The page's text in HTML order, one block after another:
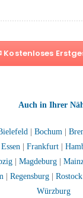
Kostenloses
Auch in Ihrer
| Bochum|
Essen Frankfurt
Magdeburg
Regensburg Rostock
Würzburg